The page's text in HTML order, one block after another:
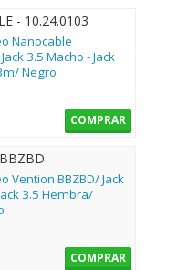
- 10.24.0103
Nanocable
3.5 Macho - Jack
Negro
COMPRAR
Vention BBZBD/ Jack
3.5 Hembra/
COMPRAR